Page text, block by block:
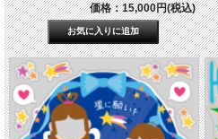
価格：15,000円(税込)